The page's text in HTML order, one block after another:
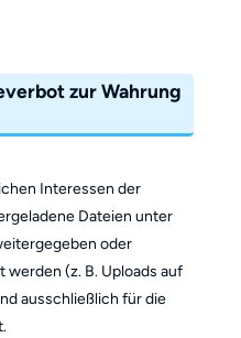
zur Wahrung
Interessen der
Dateien unter
oder
(z. B. Uploads auf
ausschließlich für die